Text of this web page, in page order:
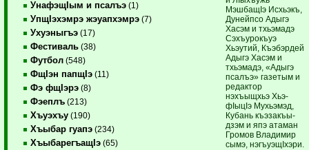
УнафэщIым и псалъэ (1)
УпщIэхэмрэ жэуапхэмрэ (7)
Ухуэныгъэ (17)
Фестиваль (38)
Футбол (548)
ФщIэн папщIэ (11)
Фэ фщIэрэ (8)
Фэеплъ (213)
Хъуэхъу (190)
Хъыбар гуапэ (234)
ХъыбарегъащIэ (65)
МэшбащIэ Исхьэкъ,
Дунейпсо Адыгэ
Хасэм и тхьэмадэ
Сэхъурокъуэ
Хьэутий, Къэбэрдей
Адыгэ Хасэм и
тхьэмадэ, «Адыгэ
псалъэ» газетым и
редактор
нэхъыщхьэ Хьэ­
фIыцIэ Му­хьэмэд,
Кубань къэ­закъы­
дзэм и япэ атаман
Громов Владимир
сы­мэ, нэгъуэщIхэри.